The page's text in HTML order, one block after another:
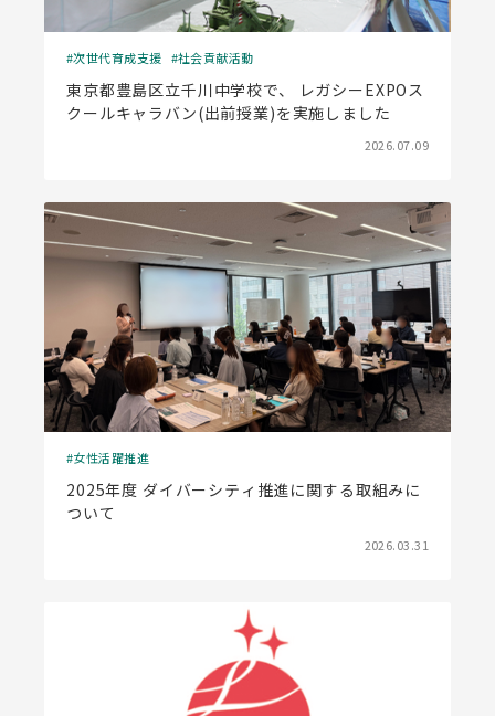
次世代育成支援 社会貢献活動
東京都豊島区立千川中学校で、 レガシーEXPOス
クールキャラバン(出前授業)を実施しました
2026.07.09
女性活躍推進
2025年度 ダイバーシティ推進に関する取組みに
ついて
2026.03.31